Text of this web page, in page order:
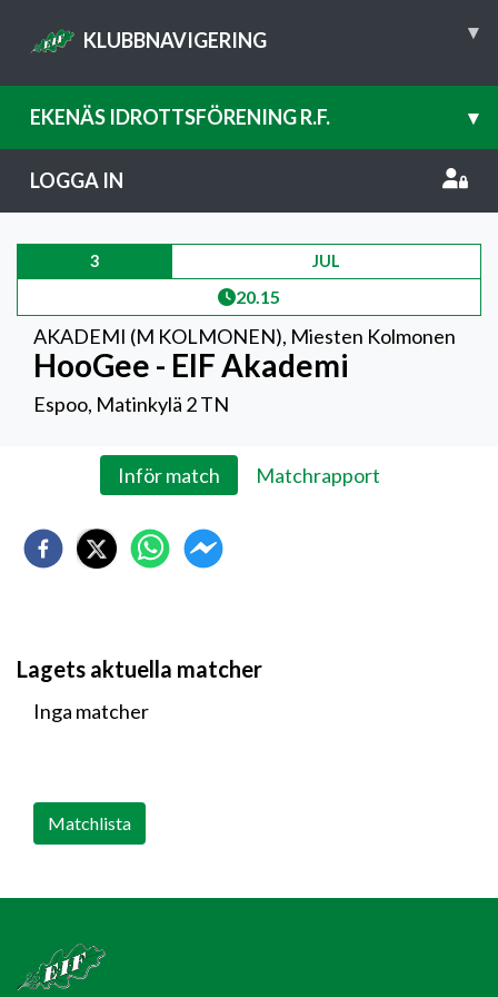
KLUBBNAVIGERING ▾
EKENÄS IDROTTSFÖRENING R.F. ▾
LOGGA IN
3 JUL
20.15
AKADEMI (M KOLMONEN), Miesten Kolmonen
HooGee - EIF Akademi
Espoo, Matinkylä 2 TN
Inför match Matchrapport
Lagets aktuella matcher
Inga matcher
Matchlista